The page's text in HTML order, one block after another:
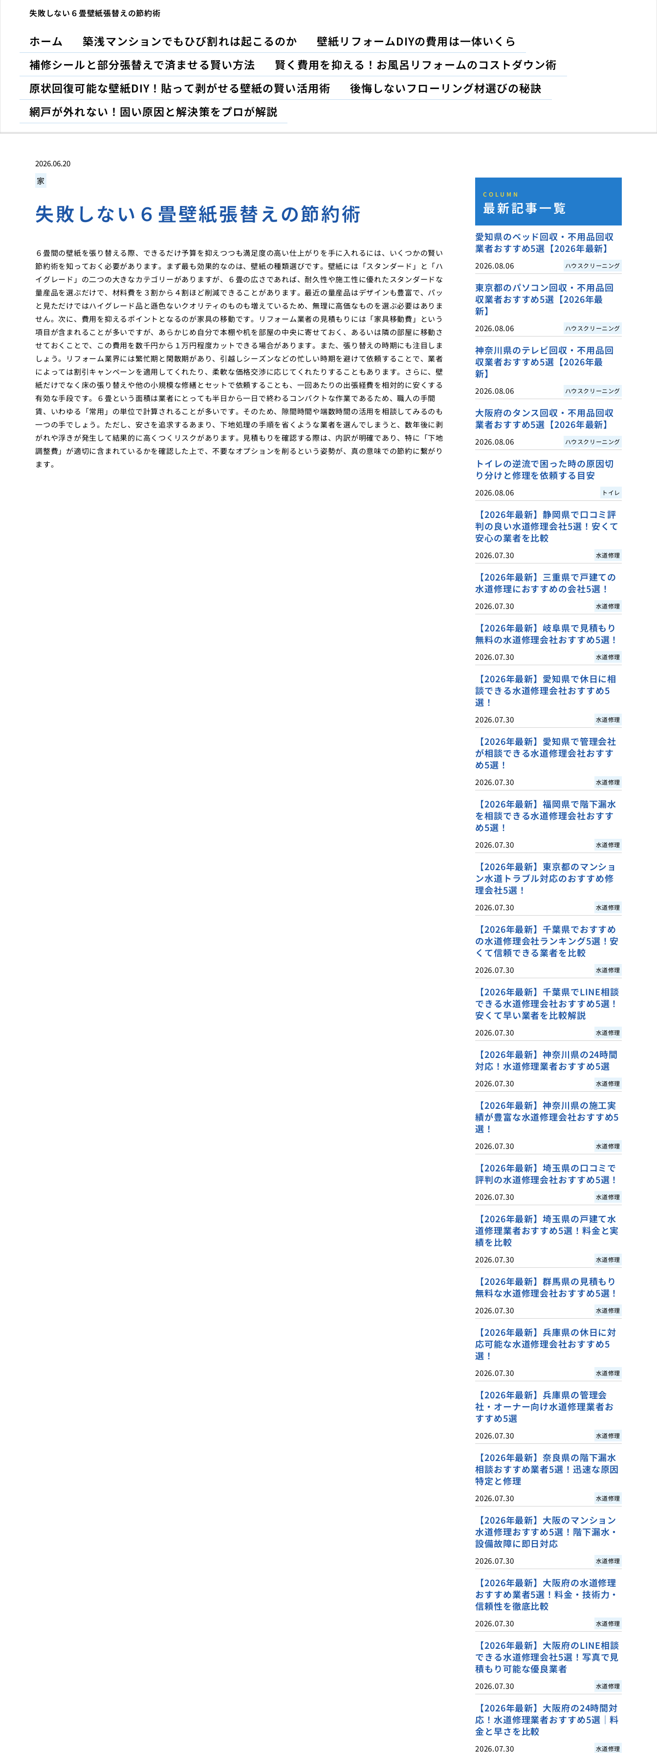
失敗しない６畳壁紙張替えの節約術
ホーム 築浅マンションでもひび割れは起こるのか
壁紙リフォームDIYの費用は一体いくら
補修シールと部分張替えで済ませる賢い方法
賢く費用を抑える！お風呂リフォームのコストダウン術
原状回復可能な壁紙DIY！貼って剥がせる壁紙の賢い活用術
後悔しないフローリング材選びの秘訣
網戸が外れない！固い原因と解決策をプロが解説
2026.06.20
家
失敗しない６畳壁紙張替えの節約術
６畳間の壁紙を張り替える際、できるだけ予算を抑えつつも満足度の高い仕上がりを手に入れるには、いくつかの賢い
節約術を知っておく必要があります。まず最も効果的なのは、壁紙の種類選びです。壁紙には「スタンダード」と「ハ
イグレード」の二つの大きなカテゴリーがありますが、６畳の広さであれば、耐久性や施工性に優れたスタンダードな
量産品を選ぶだけで、材料費を３割から４割ほど削減できることがあります。最近の量産品はデザインも豊富で、パッ
と見ただけではハイグレード品と遜色ないクオリティのものも増えているため、無理に高価なものを選ぶ必要はありま
せん。次に、費用を抑えるポイントとなるのが家具の移動です。リフォーム業者の見積もりには「家具移動費」という
項目が含まれることが多いですが、あらかじめ自分で本棚や机を部屋の中央に寄せておく、あるいは隣の部屋に移動さ
せておくことで、この費用を数千円から１万円程度カットできる場合があります。また、張り替えの時期にも注目しま
しょう。リフォーム業界には繁忙期と閑散期があり、引越しシーズンなどの忙しい時期を避けて依頼することで、業者
によっては割引キャンペーンを適用してくれたり、柔軟な価格交渉に応じてくれたりすることもあります。さらに、壁
紙だけでなく床の張り替えや他の小規模な修繕とセットで依頼することも、一回あたりの出張経費を相対的に安くする
有効な手段です。６畳という面積は業者にとっても半日から一日で終わるコンパクトな作業であるため、職人の手間
賃、いわゆる「常用」の単位で計算されることが多いです。そのため、隙間時間や端数時間の活用を相談してみるのも
一つの手でしょう。ただし、安さを追求するあまり、下地処理の手順を省くような業者を選んでしまうと、数年後に剥
がれや浮きが発生して結果的に高くつくリスクがあります。見積もりを確認する際は、内訳が明確であり、特に「下地
調整費」が適切に含まれているかを確認した上で、不要なオプションを削るという姿勢が、真の意味での節約に繋がり
ます。
COLUMN
最新記事一覧
愛知県のベッド回収・不用品回収
業者おすすめ5選【2026年最新】
2026.08.06 ハウスクリーニング
東京都のパソコン回収・不用品回
収業者おすすめ5選【2026年最
新】
2026.08.06 ハウスクリーニング
神奈川県のテレビ回収・不用品回
収業者おすすめ5選【2026年最
新】
2026.08.06 ハウスクリーニング
大阪府のタンス回収・不用品回収
業者おすすめ5選【2026年最新】
2026.08.06 ハウスクリーニング
トイレの逆流で困った時の原因切
り分けと修理を依頼する目安
2026.08.06 トイレ
【2026年最新】静岡県で口コミ評
判の良い水道修理会社5選！安くて
安心の業者を比較
2026.07.30 水道修理
【2026年最新】三重県で戸建ての
水道修理におすすめの会社5選！
2026.07.30 水道修理
【2026年最新】岐阜県で見積もり
無料の水道修理会社おすすめ5選！
2026.07.30 水道修理
【2026年最新】愛知県で休日に相
談できる水道修理会社おすすめ5
選！
2026.07.30 水道修理
【2026年最新】愛知県で管理会社
が相談できる水道修理会社おすす
め5選！
2026.07.30 水道修理
【2026年最新】福岡県で階下漏水
を相談できる水道修理会社おすす
め5選！
2026.07.30 水道修理
【2026年最新】東京都のマンショ
ン水道トラブル対応のおすすめ修
理会社5選！
2026.07.30 水道修理
【2026年最新】千葉県でおすすめ
の水道修理会社ランキング5選！安
くて信頼できる業者を比較
2026.07.30 水道修理
【2026年最新】千葉県でLINE相談
できる水道修理会社おすすめ5選！
安くて早い業者を比較解説
2026.07.30 水道修理
【2026年最新】神奈川県の24時間
対応！水道修理業者おすすめ5選
2026.07.30 水道修理
【2026年最新】神奈川県の施工実
績が豊富な水道修理会社おすすめ5
選！
2026.07.30 水道修理
【2026年最新】埼玉県の口コミで
評判の水道修理会社おすすめ5選！
2026.07.30 水道修理
【2026年最新】埼玉県の戸建て水
道修理業者おすすめ5選！料金と実
績を比較
2026.07.30 水道修理
【2026年最新】群馬県の見積もり
無料な水道修理会社おすすめ5選！
2026.07.30 水道修理
【2026年最新】兵庫県の休日に対
応可能な水道修理会社おすすめ5
選！
2026.07.30 水道修理
【2026年最新】兵庫県の管理会
社・オーナー向け水道修理業者お
すすめ5選
2026.07.30 水道修理
【2026年最新】奈良県の階下漏水
相談おすすめ業者5選！迅速な原因
特定と修理
2026.07.30 水道修理
【2026年最新】大阪のマンション
水道修理おすすめ5選！階下漏水・
設備故障に即日対応
2026.07.30 水道修理
【2026年最新】大阪府の水道修理
おすすめ業者5選！料金・技術力・
信頼性を徹底比較
2026.07.30 水道修理
【2026年最新】大阪府のLINE相談
できる水道修理会社5選！写真で見
積もり可能な優良業者
2026.07.30 水道修理
【2026年最新】大阪府の24時間対
応！水道修理業者おすすめ5選｜料
金と早さを比較
2026.07.30 水道修理